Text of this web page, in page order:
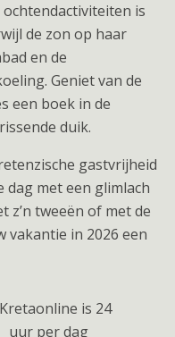
is
de zon op haar
en de
Geniet van de
een boek in de
duik.
gastvrijheid
met een glimlach
z’n tweeën of met de
vakantie in 2026 een